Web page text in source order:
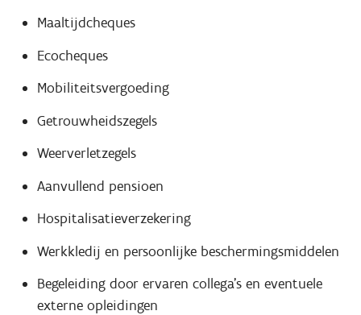
Maaltijdcheques
Ecocheques
Mobiliteitsvergoeding
Getrouwheidszegels
Weerverletzegels
Aanvullend pensioen
Hospitalisatieverzekering
Werkkledij en persoonlijke beschermingsmiddelen
Begeleiding door ervaren collega’s en eventuele
externe opleidingen